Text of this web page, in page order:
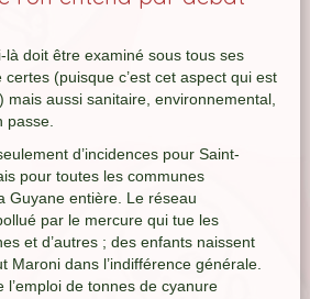
là doit être examiné sous tous ses
(puisque c’est cet aspect qui est
mais aussi sanitaire, environnemental,
passe.
d’incidences pour Saint-
pour toutes les communes
Guyane entière. Le réseau
par le mercure qui tue les
et d’autres ; des enfants naissent
Maroni dans l’indifférence générale.
l’emploi de tonnes de cyanure